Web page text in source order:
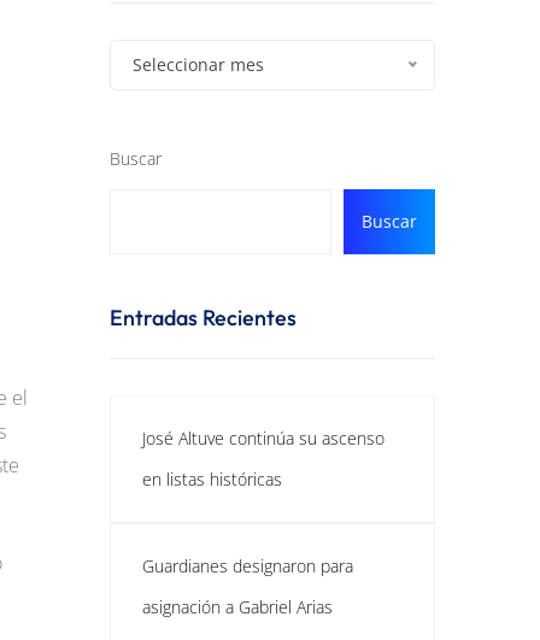
el
Seleccionar mes
Buscar
Buscar
Entradas Recientes
José Altuve continúa su ascenso
en listas históricas
Guardianes designaron para
asignación a Gabriel Arias